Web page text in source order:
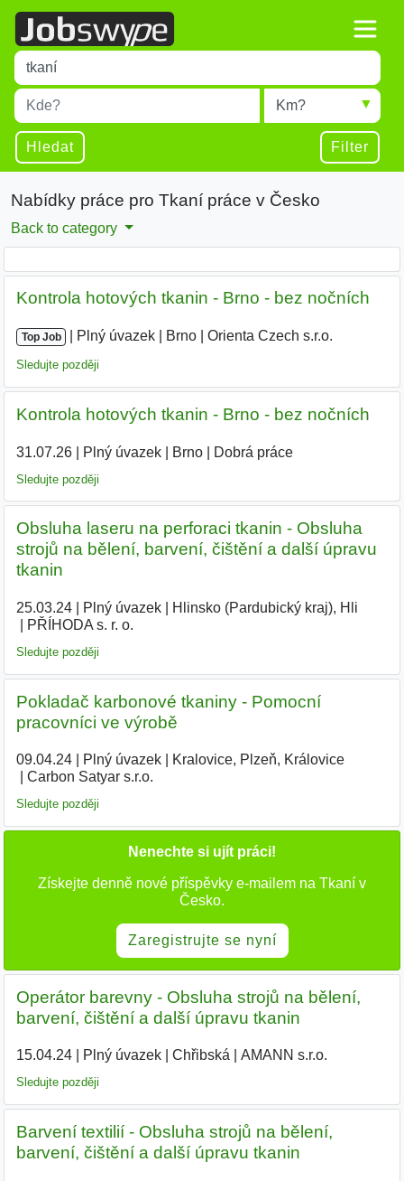
Title
Type 1 or more characters for results.
Místo
Type 1 or more characters for results.
Radius
Hledat Filter
Nabídky práce pro Tkaní práce v Česko
Back to category
Kontrola hotových tkanin - Brno - bez nočních
Top Job Plný úvazek Brno Orienta Czech s.r.o.
Sledujte později
Kontrola hotových tkanin - Brno - bez nočních
31.07.26| Plný úvazek| Brno| Dobrá práce
Sledujte později
Obsluha laseru na perforaci tkanin - Obsluha
strojů na bělení, barvení, čištění a další úpravu
tkanin
25.03.24| Plný úvazek| Hlinsko (Pardubický kraj), Hli
PŘÍHODA s. r. o.
Sledujte později
Pokladač karbonové tkaniny - Pomocní
pracovníci ve výrobě
09.04.24| Plný úvazek| Kralovice, Plzeň, Královice|
Carbon Satyar s.r.o.
Sledujte později
Nenechte si ujít práci!
Získejte denně nové příspěvky e-mailem na Tkaní v
Česko.
Zaregistrujte se nyní
Operátor barevny - Obsluha strojů na bělení,
barvení, čištění a další úpravu tkanin
15.04.24| Plný úvazek| Chřibská AMANN s.r.o.
Sledujte později
Barvení textilií - Obsluha strojů na bělení,
barvení, čištění a další úpravu tkanin